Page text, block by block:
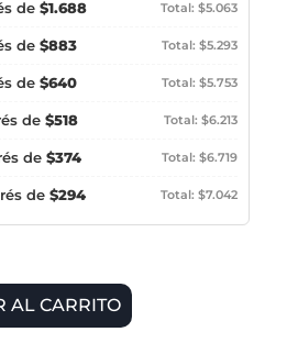
de $1.688 Total: $5.063
de $883 Total: $5.293
de $640 Total: $5.753
de $518 Total: $6.213
de $374 Total: $6.719
de $294 Total: $7.042
AL CARRITO